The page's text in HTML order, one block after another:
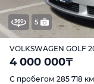
5
VOLKSWAGEN GOLF
4 000 000₸
С пробегом 285 718